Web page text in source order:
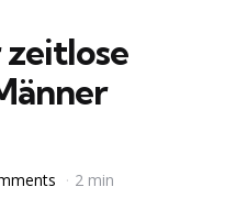
zeitlose
2 min